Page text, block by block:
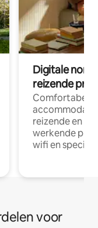
Digitale
reizende
Comfortabele
reizende en
werkende
wifi en
voor